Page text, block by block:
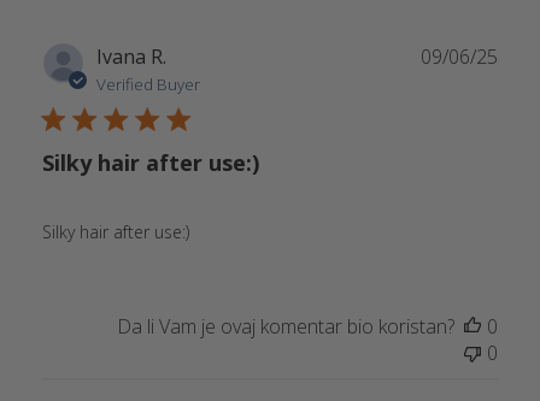
Ivana R.
Verified Buyer
Silky hair after use:)
Silky hair after use:)
09/06/25
Da li Vam je ovaj komentar bio koristan?
0
0